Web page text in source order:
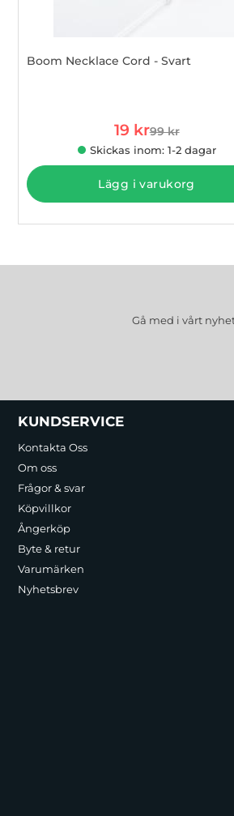
Boom Necklace Cord - Svart
rea pris
19 krtidigare pris
99 kr
Skickas inom: 1-2 dagar
Lägg i varukorg
Gå med i vårt
Sidfot Blandad info
KUNDSERVICE
Kontakta Oss
Om oss
Frågor & svar
Köpvillkor
Ångerköp
Byte & retur
Varumärken
Nyhetsbrev